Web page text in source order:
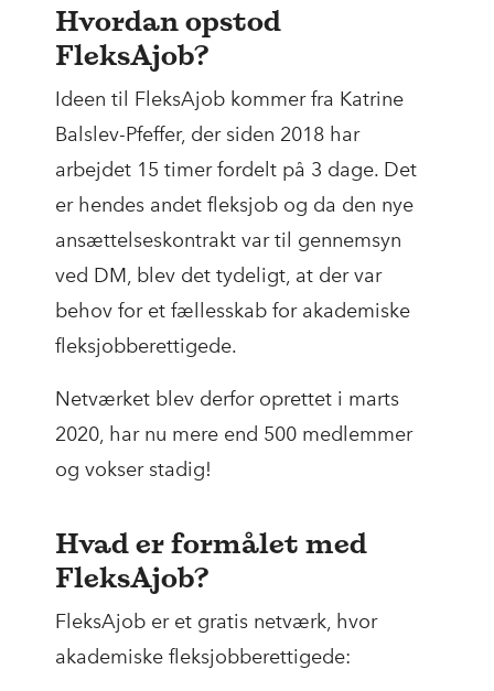
Hvordan opstod
FleksAjob?
Ideen til FleksAjob kommer fra Katrine
Balslev-Pfeffer, der siden 2018 har
arbejdet 15 timer fordelt på 3 dage. Det
er hendes andet fleksjob og da den nye
ansættelseskontrakt var til gennemsyn
ved DM, blev det tydeligt, at der var
behov for et fællesskab for akademiske
fleksjobberettigede.
Netværket blev derfor oprettet i marts
2020, har nu mere end 500 medlemmer
og vokser stadig!
Hvad er formålet med
FleksAjob?
FleksAjob er et gratis netværk, hvor
akademiske fleksjobberettigede: